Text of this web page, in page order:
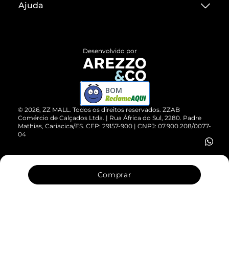
Comprar
Termos de Uso
ZZ MALL é confiável
Cartão Presente
Vendas Corporativas
Ajuda
Devolução do Produto
Compre pelo WhatsApp
© 2026, ZZ MALL. Todos os direitos reservados. ZZAB
Comércio de Calçados Ltda. | Rua África do Sul, 2280. Padre
Mathias, Cariacica/ES. CEP: 29157-900 | CNPJ: 07.900.208/0077-
04
Desenvolvido por
BOM